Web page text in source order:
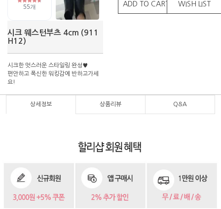
시크 웨스턴부츠 4cm (911
H12)
시크한 멋스러운 스타일링 완성♥
편안하고 폭신한 워킹감에 반하고가세
요!
ADD TO CART WISH LIST
상세정보 상품리뷰 Q&A